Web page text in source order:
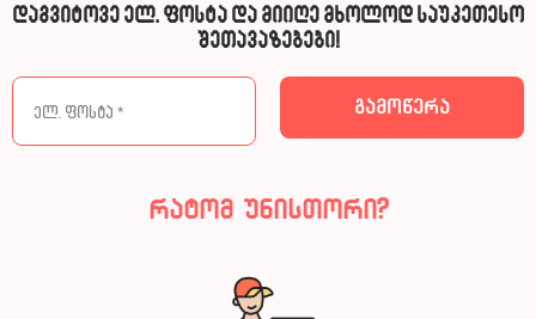
დაგვიტოვე ელ. ფოსტა და მიიღე მხოლოდ საუკეთესო
შეთავაზებები!
რატომ უნისთორი?